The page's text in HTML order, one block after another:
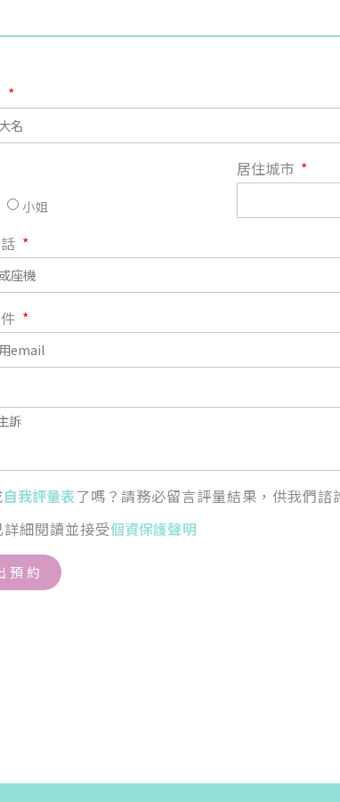
小姐
居住城市
自我評量表了嗎？請務必留言評量結果，供我們諮
細閱讀並接受個資保護聲明
預約
您好，您的會員
【會費】
入會費新臺幣
元，於每年度繳納
戶名: 社團法人